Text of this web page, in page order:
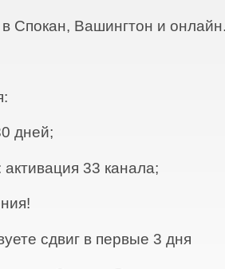
Спокан, Вашингтон и
дней;
33 канала;
сдвиг в первые 3 дня